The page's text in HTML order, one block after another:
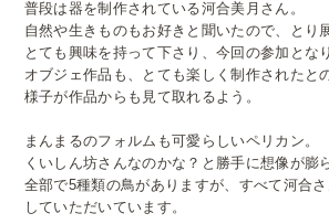
普段は器を制作されている河合美月さん。
自然や生きものもお好きと聞いたので、とり
とても興味を持って下さり、今回の参加とな
オブジェ作品も、とても楽しく制作されたと
様子が作品からも見て取れるよう。
まんまるのフォルムも可愛らしいペリカン。
くいしん坊さんなのかな？と勝手に想像が膨
全部で5種類の鳥がありますが、すべて河合
していただいています。